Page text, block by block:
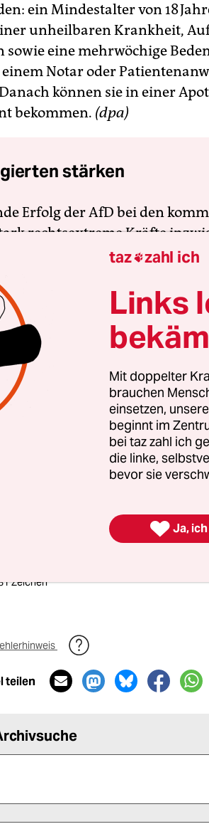
ein Mindestalter von 18
unheilbaren Krankheit,
sowie eine mehrwöchige
Notar oder
können sie in einer
bekommen. (dpa)
stärken
Erfolg der AfD bei den
rechtsextreme Kräfte
braucht es Zusammenhalt
Menschen, die sich vor Ort
einsetzen. Die taz
Die Kampagne
Orte und baut einen
auf. Eine offene
Journalismus – und
Dann machen Sie mit
Zeichen
teilen
taz zahl ich
Links
Mit doppelter
brauchen
einsetzen,
beginnt im
bei taz zahl ich
die linke,
bevor sie
 Ja,